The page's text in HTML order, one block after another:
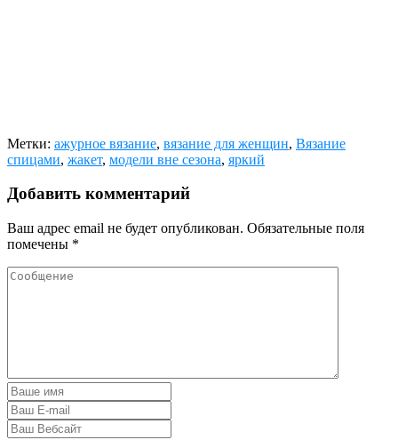
Метки: ажурное вязание, вязание для женщин, Вязание
спицами, жакет, модели вне сезона, яркий
Добавить комментарий
Ваш адрес email не будет опубликован. Обязательные поля
помечены *